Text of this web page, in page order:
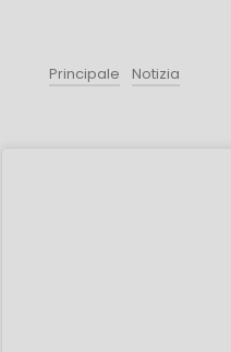
Principale Notizia